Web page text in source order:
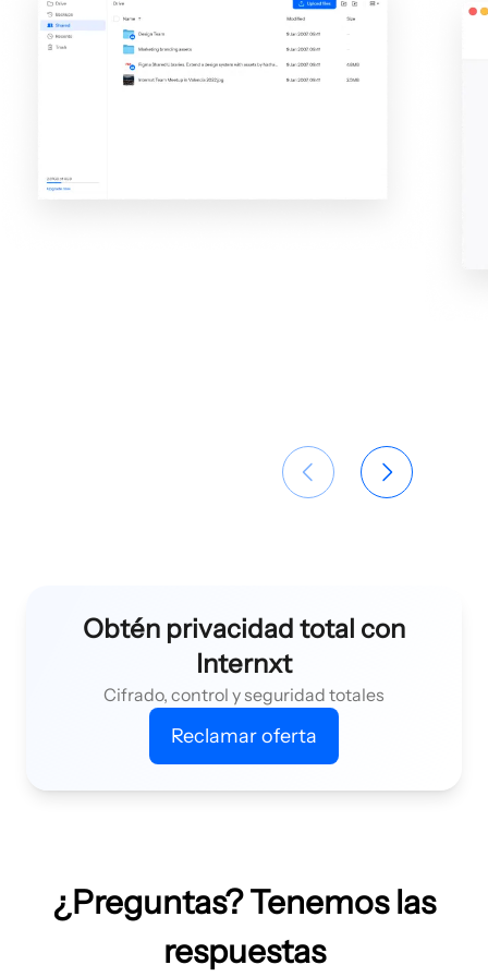
Obtén privacidad total con
Internxt
Cifrado, control y seguridad totales
Reclamar oferta
¿Preguntas? Tenemos las
respuestas